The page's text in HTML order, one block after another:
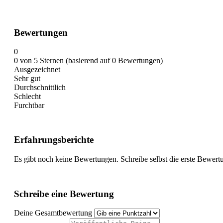
Bewertungen
0
0 von 5 Sternen (basierend auf 0 Bewertungen)
Ausgezeichnet
Sehr gut
Durchschnittlich
Schlecht
Furchtbar
Erfahrungsberichte
Es gibt noch keine Bewertungen. Schreibe selbst die erste
Schreibe eine Bewertung
Deine Gesamtbewertung